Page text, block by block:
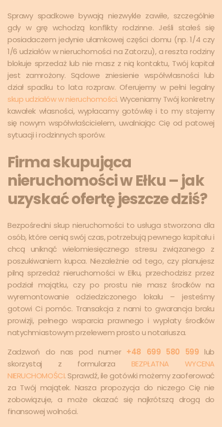
Sprawy spadkowe bywają niezwykle zawiłe, szczególnie
gdy w grę wchodzą konflikty rodzinne. Jeśli stałeś się
posiadaczem jedynie ułamkowej części domu (np. 1/4 czy
1/6 udziałów w nieruchomości na Zatorzu), a reszta rodziny
blokuje sprzedaż lub nie masz z nią kontaktu, Twój kapitał
jest zamrożony. Sądowe zniesienie współwłasności lub
dział spadku to lata rozpraw. Oferujemy w pełni legalny
skup udziałów w nieruchomości. Wyceniamy Twój konkretny
kawałek własności, wypłacamy gotówkę i to my stajemy
się nowym współwłaścicielem, uwalniając Cię od patowej
sytuacji i rodzinnych sporów.
Firma skupująca
nieruchomości w Ełku – jak
uzyskać ofertę jeszcze dziś?
Bezpośredni skup nieruchomości to usługa stworzona dla
osób, które cenią swój czas, potrzebują pewnego kapitału i
chcą uniknąć wielomiesięcznego stresu związanego z
poszukiwaniem kupca. Niezależnie od tego, czy planujesz
pilną sprzedaż nieruchomości w Ełku, przechodzisz przez
podział majątku, czy po prostu nie masz środków na
wyremontowanie odziedziczonego lokalu – jesteśmy
gotowi Ci pomóc. Transakcja z nami to gwarancja braku
prowizji, pełnego wsparcia prawnego i wypłaty środków
natychmiastowym przelewem prosto u notariusza.
Zadzwoń do nas pod numer +48 699 580 599 lub
skorzystaj z formularza BEZPŁATNA WYCENA
NIERUCHOMOŚCI. Sprawdź, ile gotówki możemy zaoferować
za Twój majątek. Nasza propozycja do niczego Cię nie
zobowiązuje, a może okazać się najkrótszą drogą do
finansowej wolności.